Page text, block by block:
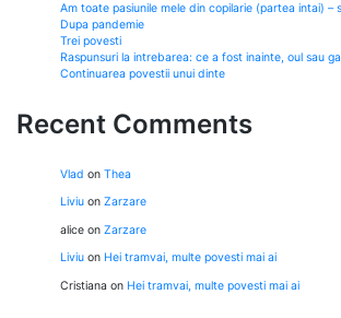
Am toate pasiunile mele din copilarie (partea intai) –
Dupa pandemie
Trei povesti
Raspunsuri la intrebarea: ce a fost inainte, oul sau
Continuarea povestii unui dinte
Recent Comments
Vlad on Thea
Liviu on Zarzare
alice on Zarzare
Liviu on Hei tramvai, multe povesti mai ai
Cristiana on Hei tramvai, multe povesti mai ai